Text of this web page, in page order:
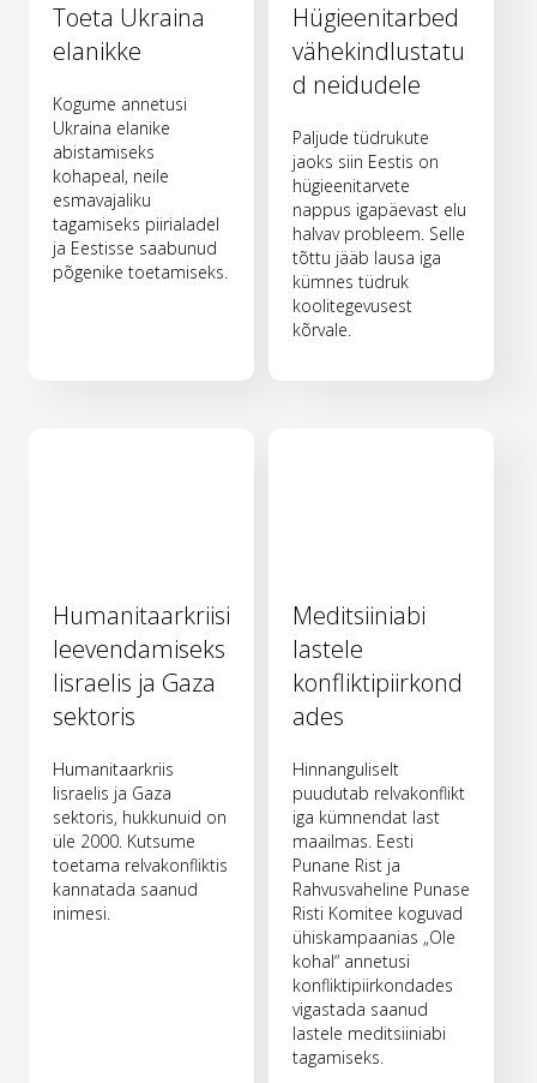
Toeta Ukraina
elanikke
Kogume annetusi
Ukraina elanike
abistamiseks
kohapeal, neile
esmavajaliku
tagamiseks piirialadel
ja Eestisse saabunud
põgenike toetamiseks.
Hügieenitarbed
vähekindlustatu
d neidudele
Paljude tüdrukute
jaoks siin Eestis on
hügieenitarvete
nappus igapäevast elu
halvav probleem. Selle
tõttu jääb lausa iga
kümnes tüdruk
koolitegevusest
kõrvale.
Humanitaarkriisi
leevendamiseks
Iisraelis ja Gaza
sektoris
Humanitaarkriis
Iisraelis ja Gaza
sektoris, hukkunuid on
üle 2000. Kutsume
toetama relvakonfliktis
kannatada saanud
inimesi.
Meditsiiniabi
lastele
konfliktipiirkond
ades
Hinnanguliselt
puudutab relvakonflikt
iga kümnendat last
maailmas. Eesti
Punane Rist ja
Rahvusvaheline Punase
Risti Komitee koguvad
ühiskampaanias „Ole
kohal“ annetusi
konfliktipiirkondades
vigastada saanud
lastele meditsiiniabi
tagamiseks.